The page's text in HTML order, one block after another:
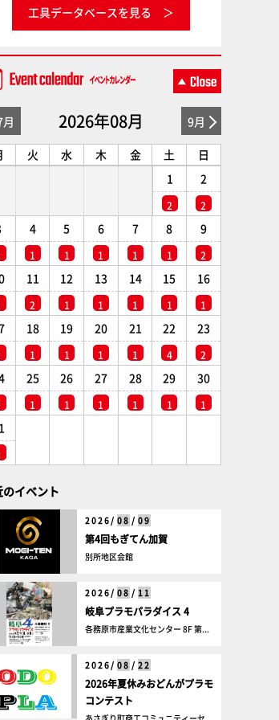
工具データベースを見る
2026年08月 9月
火 水 木 金 土
日
1
2
2
2
4
1
5
1
6
1
7
1
8
1
9
2
11
2
12
1
13
1
14
1
15
1
16
1
18
1
19
1
20
1
21
1
22
4
23
2
25
1
26
1
27
1
28
1
29
1
30
1
のイベント
2026/ 08 / 09
第4回もぎてん加賀
別所地区会館
2026/ 08 / 11
岐阜プラモパラダイス 4
各務原市産業文化センター 8F 第...
2026/ 08 / 22
2026年夏休みおどんがプラモ
コンテスト